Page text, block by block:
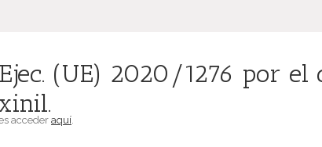
(UE) 2020/1276 por el
acceder aquí.